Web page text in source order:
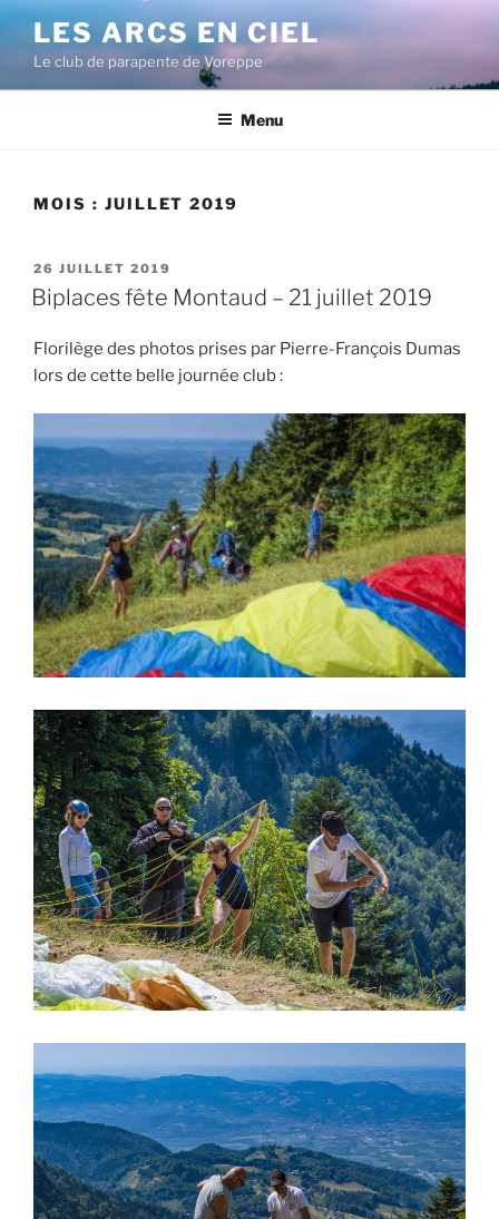
Aller
contenu
principal
LES ARCS EN CIEL
Le club de parapente de Voreppe
Menu
MOIS : JUILLET 2019
PUBLIÉ
LE
26 JUILLET 2019
Biplaces fête Montaud – 21 juillet 2019
Florilège des photos prises par Pierre-François Dumas
lors de cette belle journée club :